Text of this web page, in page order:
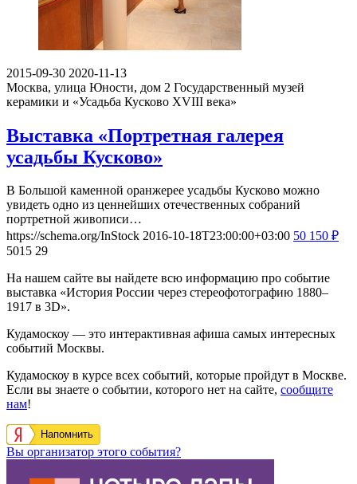
2015-09-30 2020-11-13
Москва, улица Юности, дом 2 Государственный музей
керамики и «Усадьба Кусково XVIII века»
Выставка «Портретная галерея
усадьбы Кусково»
В Большой каменной оранжерее усадьбы Кусково можно
увидеть одно из ценнейших отечественных собраний
портретной живописи…
https://schema.org/InStock 2016-10-18T23:00:00+03:00 50 150 ₽
5015 29
На нашем сайте вы найдете всю информацию про событие
выставка «История России через стереофотографию 1880–
1917 в 3D».
Кудамоскоу — это интерактивная афиша самых интересных
событий Москвы.
Кудамоскоу в курсе всех событий, которые пройдут в Москве.
Если вы знаете о событии, которого нет на сайте, сообщите
нам!
Напомнить
Вы организатор этого события?